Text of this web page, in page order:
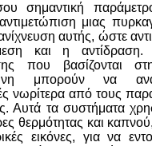
σημαντική
μιας
αυτής, ώστε
και η αντίδραση.
που βασίζονται
μπορούν να
νωρίτερα από τους
Αυτά τα συστήματα
θερμότητας και
εικόνες, για να